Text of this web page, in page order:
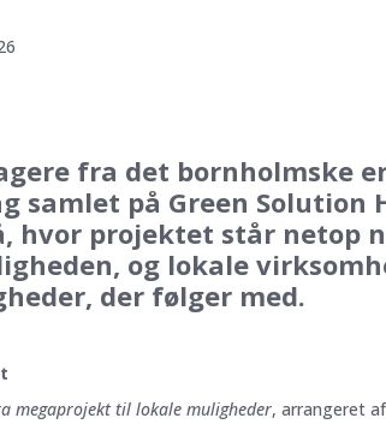
fra det bornholmske
samlet på Green
hvor projektet står netop
og lokale
der følger med.
megaprojekt til lokale muligheder, arrangeret